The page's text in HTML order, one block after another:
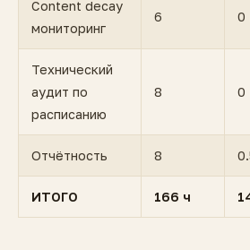
Content decay
мониторинг
6 0
Технический
аудит по
расписанию
8 0
Отчётность 8
ИТОГО 166 ч